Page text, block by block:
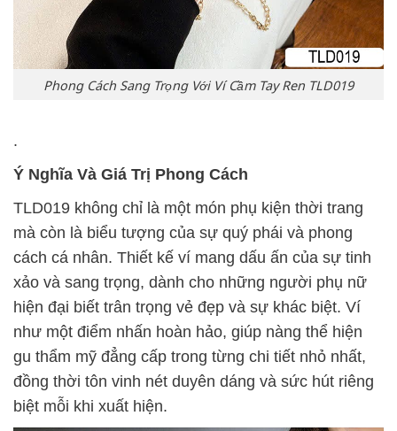
Phong Cách Sang Trọng Với Ví Cầm Tay Ren TLD019
.
Ý Nghĩa Và Giá Trị Phong Cách
TLD019 không chỉ là một món phụ kiện thời trang
mà còn là biểu tượng của sự quý phái và phong
cách cá nhân. Thiết kế ví mang dấu ấn của sự tinh
xảo và sang trọng, dành cho những người phụ nữ
hiện đại biết trân trọng vẻ đẹp và sự khác biệt. Ví
như một điểm nhấn hoàn hảo, giúp nàng thể hiện
gu thẩm mỹ đẳng cấp trong từng chi tiết nhỏ nhất,
đồng thời tôn vinh nét duyên dáng và sức hút riêng
biệt mỗi khi xuất hiện.